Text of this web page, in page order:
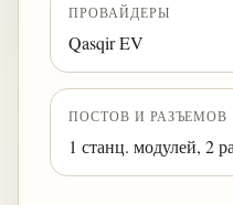
ПРОВАЙДЕРЫ
Qasqir EV
ПОСТОВ И РАЗЪЕМОВ
1 станц. модулей, 2